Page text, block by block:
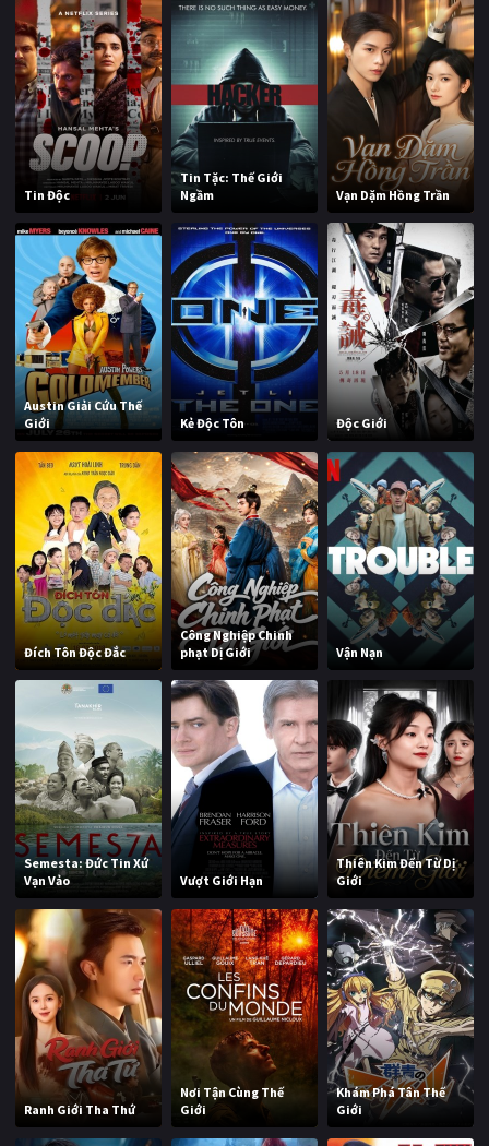
Tin Độc
Tin Tặc: Thế Giới
Ngầm
Vạn Dặm Hồng Trần
Austin Giải Cứu Thế
Giới
Kẻ Độc Tôn Độc Giới
Đích Tôn Độc Đắc
Công Nghiệp Chinh
phạt Dị Giới
Vận Nạn
Semesta: Đức Tin Xứ
Vạn Vảo
Vượt Giới Hạn
Thiên Kim Đến Từ Dị
Giới
Ranh Giới Tha Thứ
Nơi Tận Cùng Thế
Giới
Khám Phá Tân Thế
Giới